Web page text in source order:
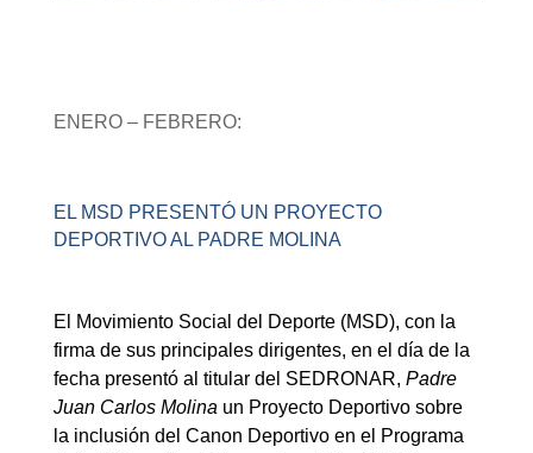
ENERO – FEBRERO:
EL MSD PRESENTÓ UN PROYECTO
DEPORTIVO AL PADRE MOLINA
El
Movimiento Social del Deporte (MSD), con la
firma de sus principales dirigentes, en el día de la
fecha presentó al titular del SEDRONAR, Padre
Juan Carlos Molina un Proyecto Deportivo sobre
la inclusión del Canon Deportivo en el Programa